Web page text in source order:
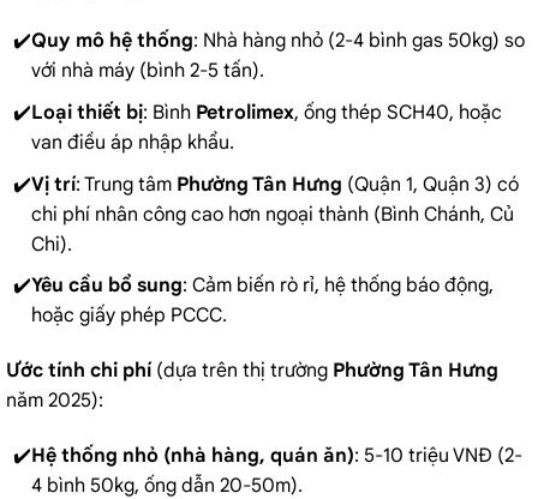
Quy mô hệ thống: Nhà hàng nhỏ (2-4 bình gas 50kg) so
với nhà máy (bình 2-5 tấn).
Loại thiết bị: Bình Petrolimex, ống thép SCH40, hoặc
van điều áp nhập khẩu.
Vị trí: Trung tâm Phường Tân Hưng (Quận 1, Quận 3) có
chi phí nhân công cao hơn ngoại thành (Bình Chánh, Củ
Chi).
Yêu cầu bổ sung: Cảm biến rò rỉ, hệ thống báo động,
hoặc giấy phép PCCC.
Ước tính chi phí (dựa trên thị trường Phường Tân Hưng
năm 2025):
Hệ thống nhỏ (nhà hàng, quán ăn): 5-10 triệu VNĐ (2-
4 bình 50kg, ống dẫn 20-50m).